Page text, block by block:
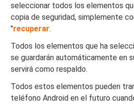
seleccionar todos los elementos
copia de seguridad, simplemente
"recuperar.
Todos los elementos que ha
se guardarán automáticamente en
servirá como respaldo.
Todos estos elementos pueden
teléfono Android en el futuro